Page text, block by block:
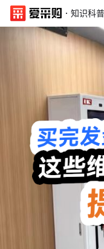
· 知识科普